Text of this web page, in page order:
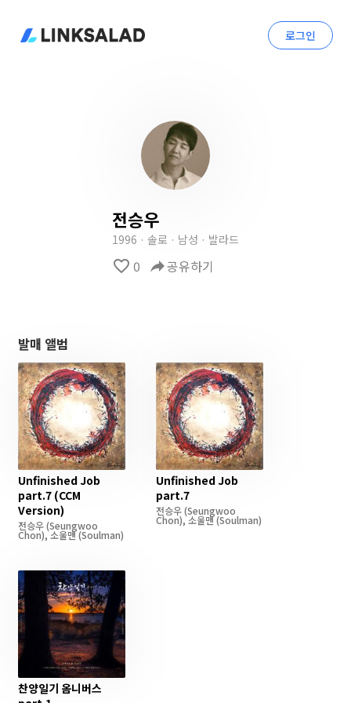
로그인
전승우
1996 · 솔로 · 남성 · 발라드
favorite_border 0 reply공유하기
발매 앨범
Unfinished Job
part.7 (CCM
Version)
전승우(Seungwoo
Chon),소울맨(Soulman)
Unfinished Job
part.7
전승우(Seungwoo
Chon),소울맨(Soulman)
찬양일기 옴니버스